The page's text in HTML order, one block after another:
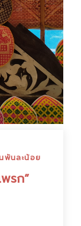
พันละน้อย
รก”